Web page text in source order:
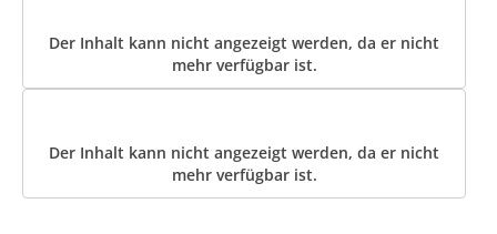
Der Inhalt kann nicht angezeigt werden, da er nicht
mehr verfügbar ist.
Der Inhalt kann nicht angezeigt werden, da er nicht
mehr verfügbar ist.